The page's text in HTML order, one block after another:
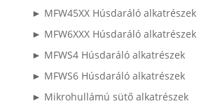
► MFW45XX Húsdaráló alkatrészek
► MFW6XXX Húsdaráló alkatrészek
► MFWS4 Húsdaráló alkatrészek
► MFWS6 Húsdaráló alkatrészek
► Mikrohullámú sütő alkatrészek